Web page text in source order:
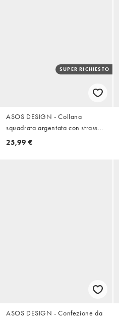
SUPER RICHIESTO
ASOS DESIGN - Collana
squadrata argentata con strass
cristallo blu
25,99 €
ASOS DESIGN - Confezione da